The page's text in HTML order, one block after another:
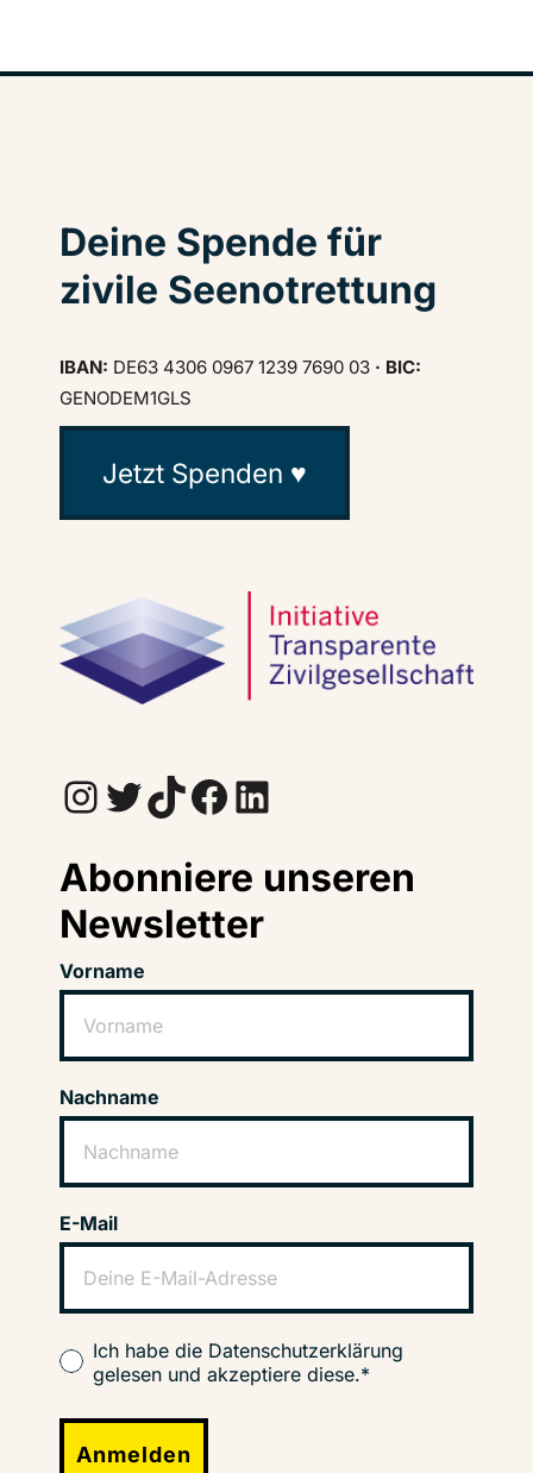
Deine Spende für
zivile Seenotrettung
IBAN: DE63 4306 0967 1239 7690 03 · BIC:
GENODEM1GLS
Jetzt Spenden ♥
InstagramTwitter TikTok Facebook LinkedIn
Abonniere unseren
Newsletter
Vorname
Nachname
E-Mail
Ich habe die Datenschutzerklärung
gelesen und akzeptiere diese.*
Anmelden